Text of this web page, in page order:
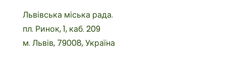
Львівська міська рада.
пл. Ринок, 1, каб. 209
м. Львів, 79008, Україна